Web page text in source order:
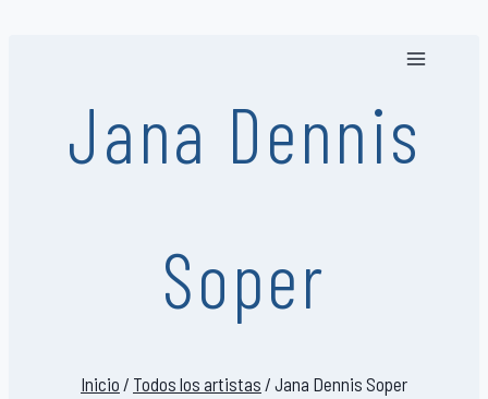
Jana Dennis
Soper
Inicio / Todos los artistas / Jana Dennis Soper